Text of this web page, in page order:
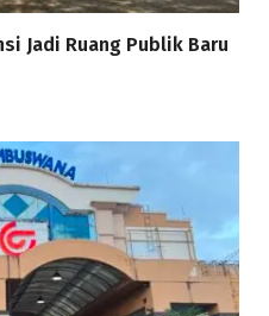
Jadi Ruang Publik Baru